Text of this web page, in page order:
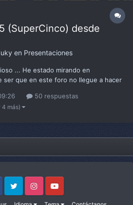
(SuperCinco) desde
en Presentaciones
... He estado mirando en
ser que en este foro no llegue a hacer
dónde hacerla. Por la unidad que
50 respuestas
4 más)
Twitter InstagramYoutube